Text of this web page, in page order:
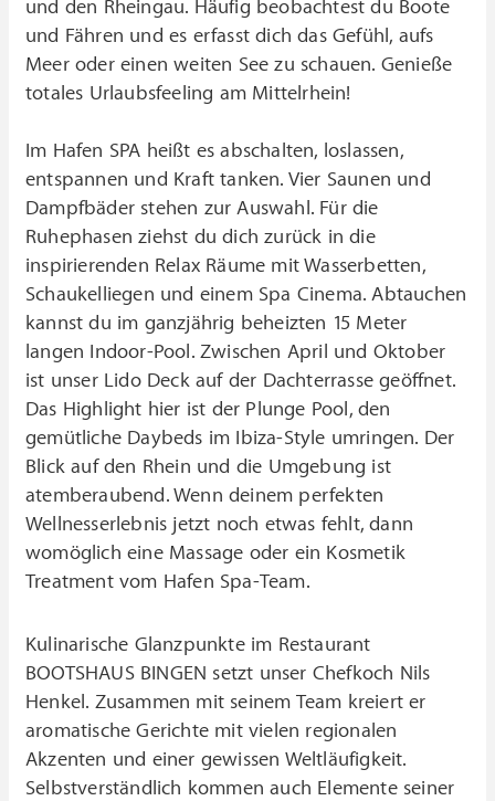
und den Rheingau. Häufig beobachtest du Boote
und Fähren und es erfasst dich das Gefühl, aufs
Meer oder einen weiten See zu schauen. Genieße
totales Urlaubsfeeling am Mittelrhein!
Im Hafen SPA heißt es abschalten, loslassen,
entspannen und Kraft tanken. Vier Saunen und
Dampfbäder stehen zur Auswahl. Für die
Ruhephasen ziehst du dich zurück in die
inspirierenden Relax Räume mit Wasserbetten,
Schaukelliegen und einem Spa Cinema. Abtauchen
kannst du im ganzjährig beheizten 15 Meter
langen Indoor-Pool. Zwischen April und Oktober
ist unser Lido Deck auf der Dachterrasse geöffnet.
Das Highlight hier ist der Plunge Pool, den
gemütliche Daybeds im Ibiza-Style umringen. Der
Blick auf den Rhein und die Umgebung ist
atemberaubend. Wenn deinem perfekten
Wellnesserlebnis jetzt noch etwas fehlt, dann
womöglich eine Massage oder ein Kosmetik
Treatment vom Hafen Spa-Team.
Kulinarische Glanzpunkte im Restaurant
BOOTSHAUS BINGEN setzt unser Chefkoch Nils
Henkel. Zusammen mit seinem Team kreiert er
aromatische Gerichte mit vielen regionalen
Akzenten und einer gewissen Weltläufigkeit.
Selbstverständlich kommen auch Elemente seiner